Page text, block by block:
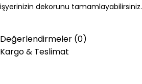
işyerinizin dekorunu tamamlayabilirsiniz.
Değerlendirmeler (0)
Kargo & Teslimat